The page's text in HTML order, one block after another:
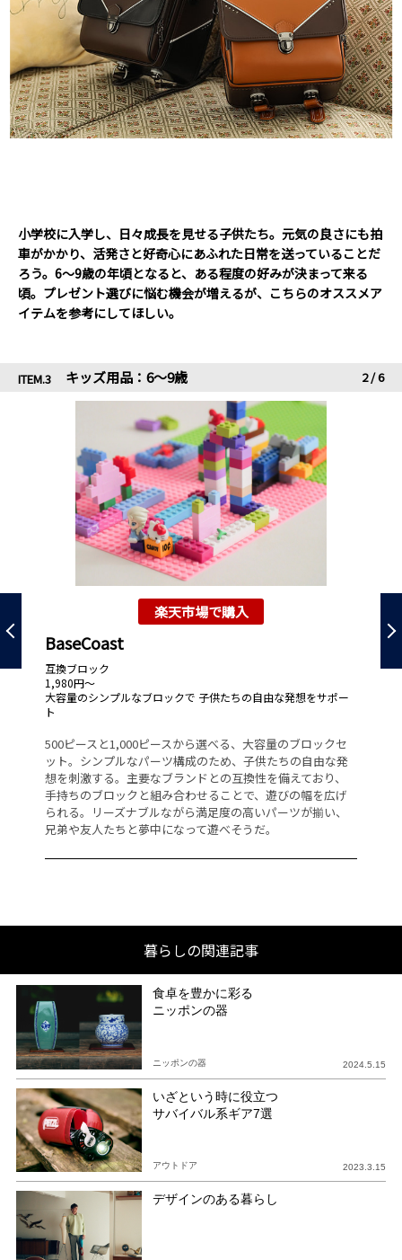
小学校に入学し、日々成長を見せる子供たち。元気の良さにも拍
車がかかり、活発さと好奇心にあふれた日常を送っていることだ
ろう。6～9歳の年頃となると、ある程度の好みが決まって来る
頃。プレゼント選びに悩む機会が増えるが、こちらのオススメア
イテムを参考にしてほしい。
ITEM.3 キッズ用品：6～9歳 2/6
楽天市場で購入
BaseCoast
互換ブロック
1,980円～
大容量のシンプルなブロックで 子供たちの自由な発想をサポー
ト
500ピースと1,000ピースから選べる、大容量のブロックセ
ット。シンプルなパーツ構成のため、子供たちの自由な発
想を刺激する。主要なブランドとの互換性を備えており、
手持ちのブロックと組み合わせることで、遊びの幅を広げ
られる。リーズナブルながら満足度の高いパーツが揃い、
兄弟や友人たちと夢中になって遊べそうだ。
は
暮らしの関連記事
食卓を豊かに彩る
ニッポンの器
ニッポンの器 2024.5.15
いざという時に役立つ
サバイバル系ギア7選
アウトドア 2023.3.15
デザインのある暮らし